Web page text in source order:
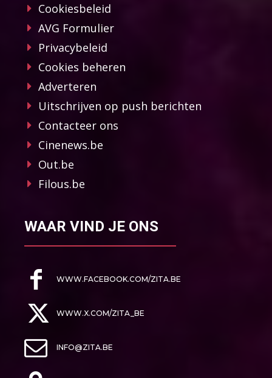
Cookiesbeleid
AVG Formulier
Privacybeleid
Cookies beheren
Adverteren
Uitschrijven op push berichten
Contacteer ons
Cinenews.be
Out.be
Filous.be
WAAR VIND JE ONS
WWW.FACEBOOK.COM/ZITA.BE
WWW.X.COM/ZITA_BE
INFO@ZITA.BE